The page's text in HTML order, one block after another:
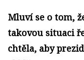
Mluví se o tom,
takovou situaci
chtěla, aby